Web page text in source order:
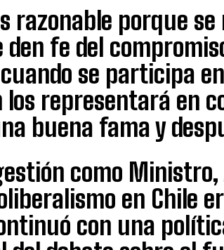
razonable porque
fe del
se participa
representará en
buena fama y
como Ministro,
en Chile
con una